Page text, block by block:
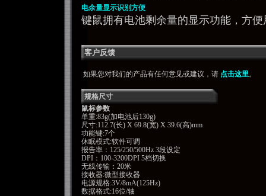
电余量显示识别方便
键鼠拥有电池剩余量的显示功能，方
客户反馈
如果您对我们的产品有任何意见或建议，请 点击这里。
规格尺寸
鼠标参数
单重:83g(加电池后130g)
尺寸:112.7(长) X 69.8(宽) X 39.6(高)mm
功能键:7个
休眠模式:软件可调
报告率：125/250/500Hz 3段设定
DPI：100-3200DPI 5档切换
无线传输：20米
接收器:微型接收器
电源规格:3V/8mA(125Hz)
数据格式:16位/轴